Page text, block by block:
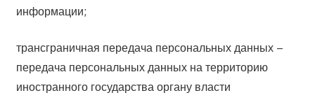
информации;
трансграничная передача персональных данных –
передача персональных данных на территорию
иностранного государства органу власти